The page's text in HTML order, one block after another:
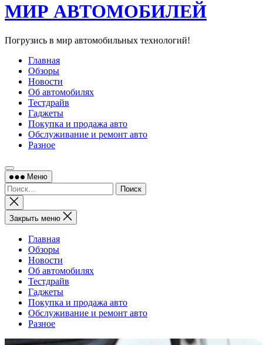
МИР АВТОМОБИЛЕЙ
Погрузись в мир автомобильных технологий!
Главная
Обзоры
Новости
Об автомобилях
Тестдрайв
Гаджеты
Покупка и продажа авто
Обслуживание и ремонт авто
Разное
Меню
Найти:
Закрыть
поиск
Закрыть меню
Главная
Обзоры
Новости
Об автомобилях
Тестдрайв
Гаджеты
Покупка и продажа авто
Обслуживание и ремонт авто
Разное